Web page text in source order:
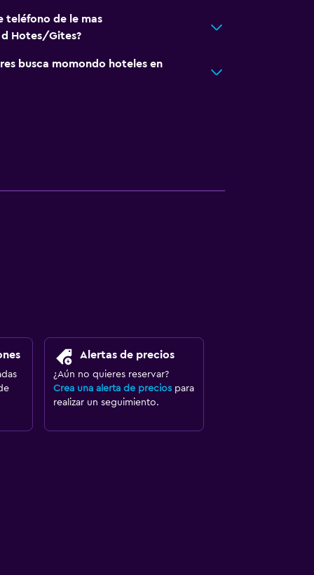
teléfono de le mas
Hotes/Gites?
busca momondo hoteles en
Alertas de precios
¿Aún no quieres reservar?
Crea una alerta de preciospara
realizar un seguimiento.